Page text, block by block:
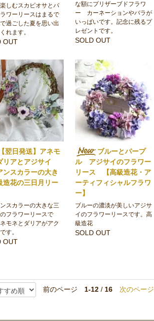
しむスカピオサとバ
ワーリースはまるで
過ごした夏を思い出
れます。
OUT
な額にプリザーブドフラワ
ー カーネーションやバラが
いっぱいです。記念に残るプ
レゼントです。
SOLD OUT
【翌日発送】アネモ
リアとアジサイ
ンスカラーの大き
造花の三日月リー
スカラーの大きな三
フラワーリースで
モネとダリアがアク
す。
OUT
ブルーとパープ
ル アジサイのフラワー
リース 【高級造花・ア
ーティフィシャルフラワ
ー】
ブルーの濃淡が美しいアジサ
イのフラワーリースです。高
級造花
SOLD OUT
前のページ 1-12 / 16 次のページ